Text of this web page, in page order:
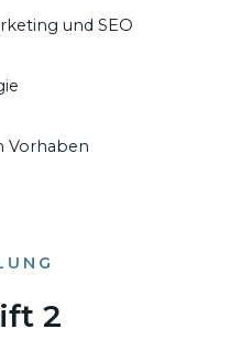
und SEO
Vorhaben
2